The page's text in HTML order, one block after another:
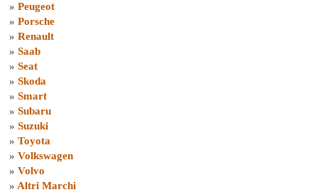
» Peugeot
» Porsche
» Renault
» Saab
» Seat
» Skoda
» Smart
» Subaru
» Suzuki
» Toyota
» Volkswagen
» Volvo
» Altri Marchi